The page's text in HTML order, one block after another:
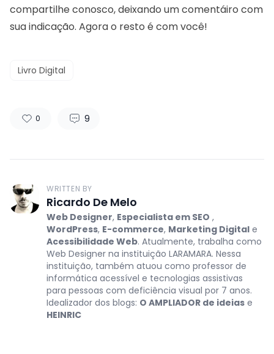
compartilhe conosco, deixando um comentáiro com
sua indicação. Agora o resto é com você!
Livro Digital
0 9
WRITTEN BY
Ricardo De Melo
Web Designer, Especialista em SEO ,
WordPress, E-commerce, Marketing Digital e
Acessibilidade Web. Atualmente, trabalha como
Web Designer na instituição LARAMARA. Nessa
instituição, também atuou como professor de
informática acessível e tecnologias assistivas
para pessoas com deficiência visual por 7 anos.
Idealizador dos blogs: O AMPLIADOR de ideias e
HEINRIC